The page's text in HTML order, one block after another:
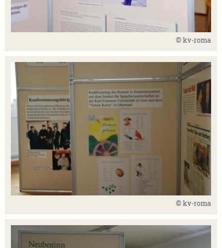
© kv-roma
© kv-roma